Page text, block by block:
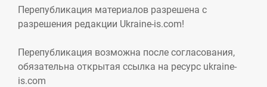
Перепубликация материалов разрешена с
разрешения редакции Ukraine-is.com!
Перепубликация возможна после согласования,
обязательна открытая ссылка на ресурс ukraine-
is.com